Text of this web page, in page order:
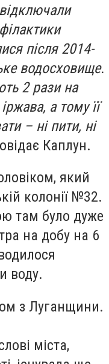
після 2014-
водосховище.
2 рази на
а тому її
– ні пити, ні
Каплун.
який
колонії №32.
там було дуже
на добу на 6
воду.
з Луганщини.
міста,